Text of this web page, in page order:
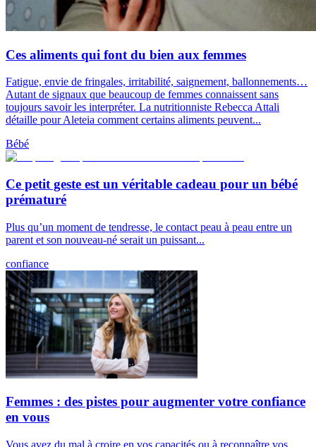
Ces aliments qui font du bien aux femmes
Fatigue, envie de fringales, irritabilité, saignement, ballonnements…
Autant de signaux que beaucoup de femmes connaissent sans
toujours savoir les interpréter. La nutritionniste Rebecca Attali
détaille pour Aleteia comment certains aliments peuvent...
Bébé
Ce petit geste est un véritable cadeau pour un bébé
prématuré
Plus qu’un moment de tendresse, le contact peau à peau entre un
parent et son nouveau-né serait un puissant...
confiance
Femmes : des pistes pour augmenter votre confiance
en vous